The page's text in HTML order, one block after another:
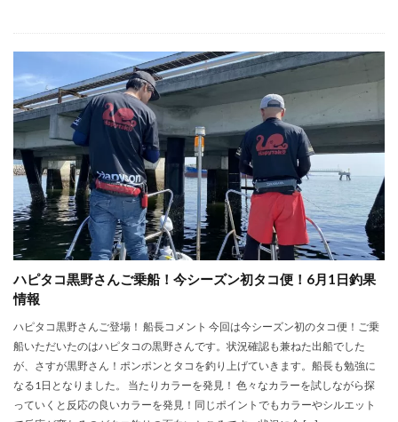
ハピタコ黒野さんご乗船！今シーズン初タコ便！6月1日釣果
情報
ハピタコ黒野さんご登場！ 船長コメント 今回は今シーズン初のタコ便！ご乗
船いただいたのはハピタコの黒野さんです。状況確認も兼ねた出船でした
が、さすが黒野さん！ポンポンとタコを釣り上げていきます。船長も勉強に
なる1日となりました。 当たりカラーを発見！ 色々なカラーを試しながら探
っていくと反応の良いカラーを発見！同じポイントでもカラーやシルエット